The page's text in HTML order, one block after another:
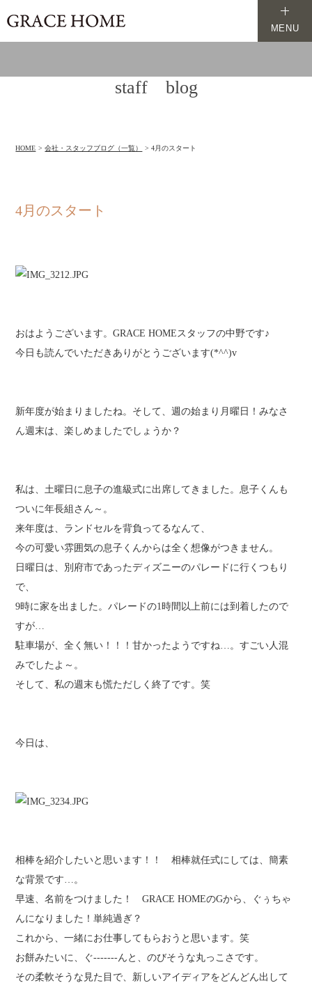
MENU
staff blog
HOME 会社・スタッフブログ（一覧） 4月のスタート
4月のスタート
おはようございます。GRACE HOMEスタッフの中野です♪
今日も読んでいただきありがとうございます(*^^)v
新年度が始まりましたね。そして、週の始まり月曜日！みなさ
ん週末は、楽しめましたでしょうか？
私は、土曜日に息子の進級式に出席してきました。息子くんも
ついに年長組さん～。
来年度は、ランドセルを背負ってるなんて、
今の可愛い雰囲気の息子くんからは全く想像がつきません。
日曜日は、別府市であったディズニーのパレードに行くつもり
で、
9時に家を出ました。パレードの1時間以上前には到着したので
すが…
駐車場が、全く無い！！！甘かったようですね…。すごい人混
みでしたよ～。
そして、私の週末も慌ただしく終了です。笑
今日は、
相棒を紹介したいと思います！！ 相棒就任式にしては、簡素
な背景です…。
早速、名前をつけました！ GRACE HOMEのGから、ぐぅちゃ
んになりました！単純過ぎ？
これから、一緒にお仕事してもらおうと思います。笑
お餅みたいに、ぐ-------んと、のびそうな丸っこさです。
その柔軟そうな見た目で、新しいアイディアをどんどん出して